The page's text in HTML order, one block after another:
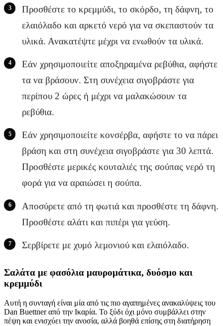
Προσθέστε το κρεμμύδι, το σκόρδο, τη δάφνη, το
ελαιόλαδο και αρκετό νερό για να σκεπαστούν τα
υλικά. Ανακατέψτε μέχρι να ενωθούν τα υλικά.
Εάν χρησιμοποιείτε αποξηραμένα ρεβύθια, αφήστε
τα να βράσουν. Στη συνέχεια σιγοβράστε για
περίπου 2 ώρες ή μέχρι να μαλακώσουν τα
ρεβύθια.
Εάν χρησιμοποιείτε κονσέρβα, αφήστε το να πάρει
βράση και στη συνέχεια σιγοβράστε για 30 λεπτά.
Προσθέστε μερικές κουταλιές της σούπας νερό τη
φορά για να αραιώσει η σούπα.
Αποσύρετε από τη φωτιά και προσθέστε τη δάφνη.
Προσθέστε αλάτι και πιπέρι για γεύση.
Σερβίρετε με χυμό λεμονιού και ελαιόλαδο.
Σαλάτα με φασόλια μαυρομάτικα, δυόσμο και
κρεμμύδι
Αυτή η συνταγή είναι μία από τις πιο αγαπημένες ανακαλύψεις του
Dan Buettner από την Ικαρία. Το ξύδι όχι μόνο συμβάλλει στην
πέψη και ενισχύει την ανοσία, αλλά βοηθά επίσης στη διατήρηση